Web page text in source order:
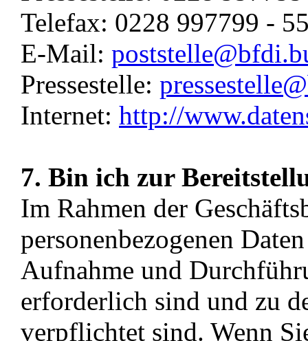
Telefax: 0228 997799 -
E-Mail:
Pressestelle:
Internet: http://
7. Bin ich zur
Im Rahmen der
personenbezogenen
Aufnahme und
erforderlich sind und zu
verpflichtet sind. Wenn